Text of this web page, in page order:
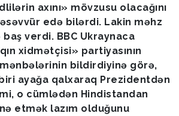
axını» mövzusu olacağını
edə bilərdi. Lakin məhz
baş verdi. BBC Ukraynaca
xidmətçisi» partiyasının
bildirdiyinə görə,
ayağa qalxaraq Prezidentdən
o cümlədən Hindistandan
etmək lazım olduğunu